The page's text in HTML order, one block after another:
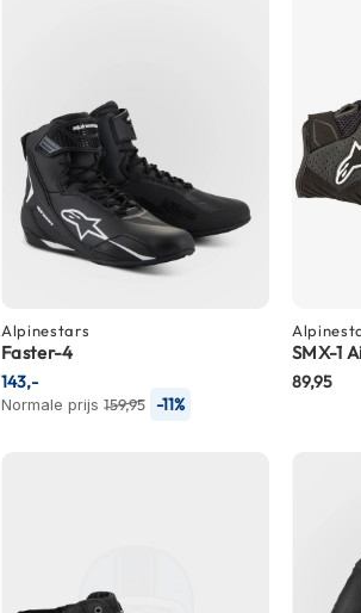
Alpinestars
Faster-4
Normale prijs 159,95 -11%
143,-
SMX-1
89,95